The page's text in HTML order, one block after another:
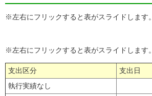
※左右にフリックすると表がスライドします。
※左右にフリックすると表がスライドします。
支出区分 支出日
執行実績なし